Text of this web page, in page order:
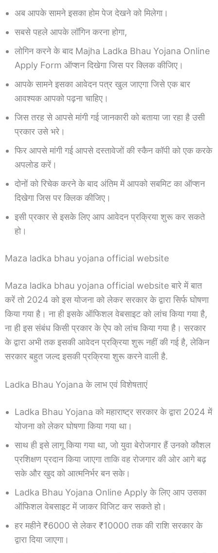
अब आपके सामने इसका होम पेज देखने को मिलेगा।
सबसे पहले आपके लॉगिन करना होगा,
लोगिन करने के बाद Majha Ladka Bhau Yojana Online
Apply Form ऑप्शन दिखेगा जिस पर क्लिक कीजिए।
आपके सामने इसका आवेदन पत्र खुल जाएगा जिसे एक बार
आवश्यक आपको पढ़ना चाहिए।
जिस तरह से आपसे मांगी गई जानकारी को बताया जा रहा है उसी
प्रकार उसे भरे।
फिर आपसे मांगी गई आपसे दस्तावेजों की स्कैन कॉपी को एक करके
अपलोड करें।
दोनों को रिचेक करने के बाद अंतिम में आपको सबमिट का ऑप्शन
दिखेगा जिस पर क्लिक कीजिए।
इसी प्रकार से इसके लिए आप आवेदन प्रक्रिया शुरू कर सकते
हो।
Maza ladka bhau yojana official website
Maza ladka bhau yojana official website बारे में बात
करें तो 2024 को इस योजना को लेकर सरकार के द्वारा सिर्फ घोषणा
किया गया है। ना ही इसके ऑफिशल वेबसाइट को लांच किया गया है,
ना ही इस संबंध किसी प्रकार के ऐप को लांच किया गया है। सरकार
के द्वारा अभी तक इसकी आवेदन प्रक्रिया शुरू नहीं की गई है, लेकिन
सरकार बहुत जल्द इसकी प्रक्रिया शुरू करने वाली है.
Ladka Bhau Yojana के लाभ एवं विशेषताएं
Ladka Bhau Yojana को महाराष्ट्र सरकार के द्वारा 2024 में
योजना को लेकर घोषणा किया गया था।
साथ ही इसे लागू किया गया था, जो युवा बेरोजगार हैं उनको कौशल
प्रशिक्षण प्रदान किया जाएगा ताकि वह रोजगार की ओर आगे बढ़
सके और खुद को आत्मनिर्भर बन सके।
Ladka Bhau Yojana Online Apply के लिए आप उसका
ऑफिशल वेबसाइट में जाकर विजिट कर सकते हो।
हर महीने ₹6000 से लेकर ₹10000 तक की राशि सरकार के
द्वारा दिया जाएगा।